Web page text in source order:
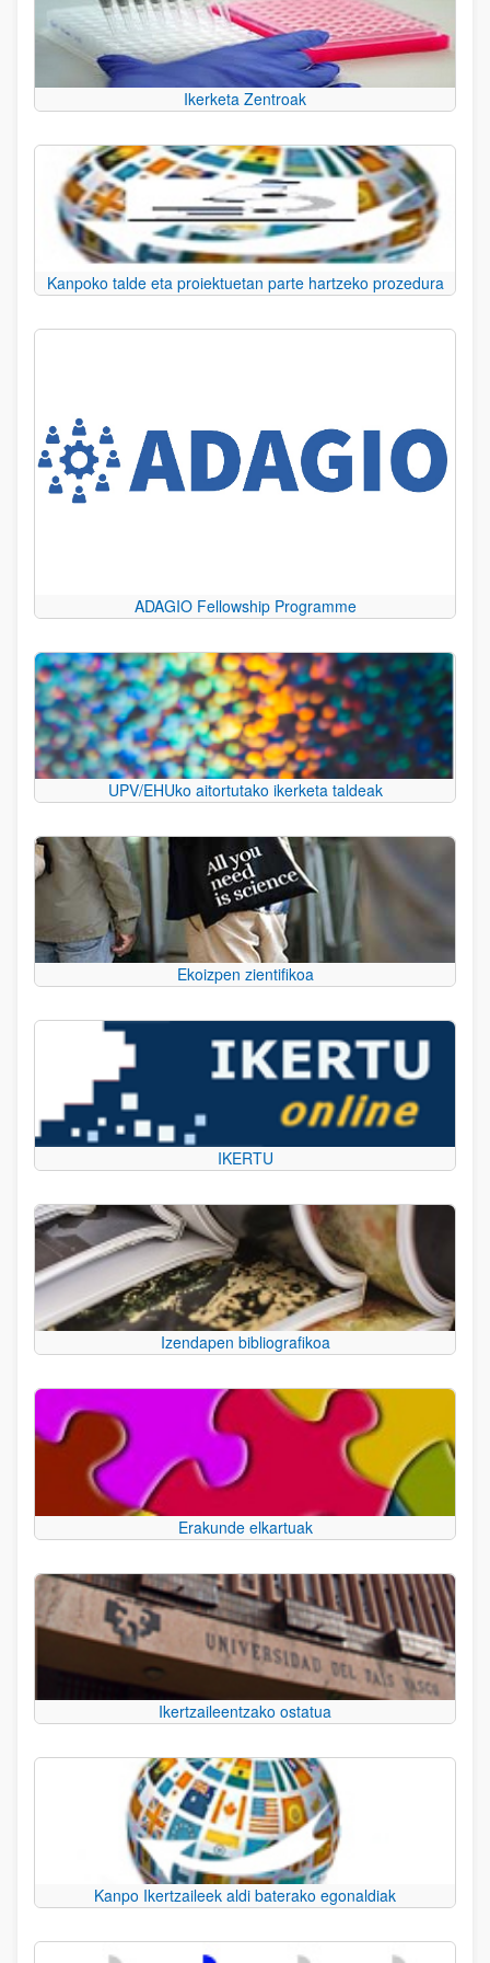
Ikerketa Zentroak
Kanpoko talde eta proiektuetan parte hartzeko prozedura
ADAGIO Fellowship Programme
UPV/EHUko aitortutako ikerketa taldeak
Ekoizpen zientifikoa
IKERTU
Izendapen bibliografikoa
Erakunde elkartuak
Ikertzaileentzako ostatua
Kanpo Ikertzaileek aldi baterako egonaldiak